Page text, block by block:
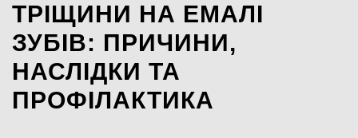
ТРІЩИНИ НА ЕМАЛІ
ЗУБІВ: ПРИЧИНИ,
НАСЛІДКИ ТА
ПРОФІЛАКТИКА